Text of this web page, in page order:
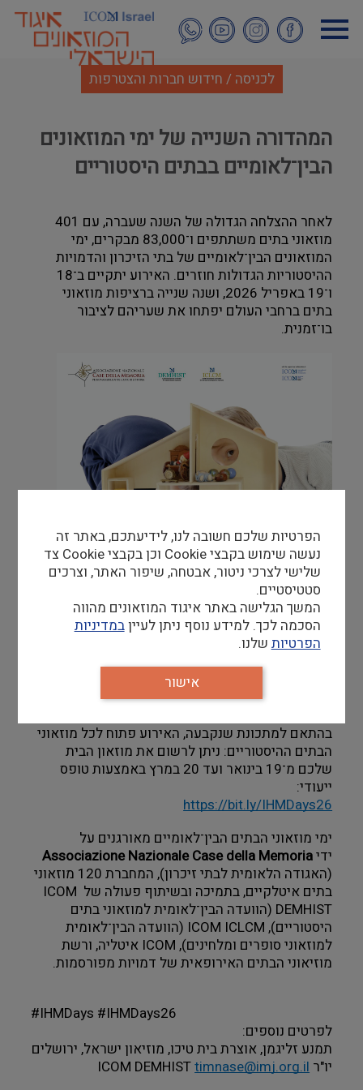
לתוכן
העיקרי
לכניסה / חידוש חברות והצטרפות
המהדורה השנייה של ימי המוזאונים
הבין־לאומיים בבתים היסטוריים
לאחר ההצלחה הגדולה של השנה שעברה, עם 401
מוזאוני בתים משתתפים ו־83,000 מבקרים, ימי
המוזאונים הבין־לאומיים של בתי הזיכרון והדמויות
ו־19 באפריל 2026, ושנה שנייה ברציפות מוזאוני
בו־זמנית.
בהתאם למתכונת שנקבעה, האירוע פתוח לכל מוזאוני
הבתים ההיסטוריים: ניתן לרשום את מוזאון הבית
שלכם מ־19 בינואר ועד 20 במרץ באמצעות טופס
ייעודי:
https://bit.ly/IHMDays26
ידי Associazione Nazionale Case della Memoria
(האגודה הלאומית לבתי זיכרון), המחברת 120 מוזאוני
בתים איטלקיים, בתמיכה ובשיתוף פעולה של ICOM
היסטוריים), ICOM ICLCM (הוועדה הבין־לאומית
למוזאוני סופרים ומלחינים), ICOM איטליה, ורשת
מוזיאוני הבתים האירופאית של דמויות מפורסמות.
#IHMDays #IHMDays26
לפרטים נוספים:
תמנע זליגמן, אוצרת בית טיכו, מוזיאון ישראל, ירושלים
יו"ר ICOM DEMHIST timnase@imj.org.il
הפרטיות שלכם חשובה לנו, לידיעתכם, באתר זה
נעשה שימוש בקבצי Cookie וכן בקבצי Cookie צד
שלישי לצרכי ניטור, אבטחה, שיפור האתר, וצרכים
סטטיסטיים.
המשך הגלישה באתר איגוד המוזאונים מהווה
הסכמה לכך. למידע נוסף ניתן לעייןבמדיניות
הפרטיות שלנו.
אישור